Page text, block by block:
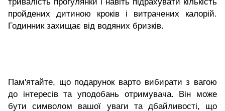
тривалість прогулянки і навіть підрахувати кількість
пройдених дитиною кроків і витрачених калорій.
Годинник захищає від водяних бризків.
Пам'ятайте, що подарунок варто вибирати з вагою
до інтересів та уподобань отримувача. Він може
бути символом вашої уваги та дбайливості, що